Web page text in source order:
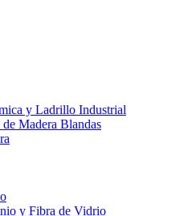
y Ladrillo Industrial
Madera Blandas
y Fibra de Vidrio